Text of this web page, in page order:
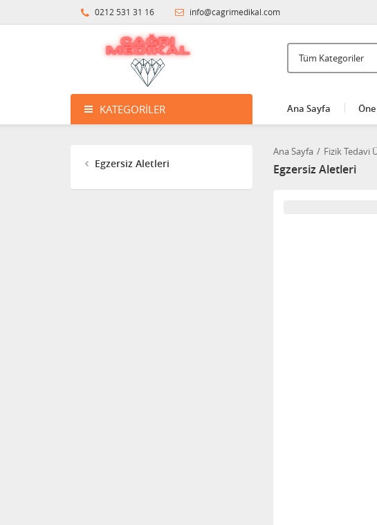
0212 531 31 16 info@cagrimedikal.com
KATEGORILER Ana Sayfa
Egzersiz Aletleri
Ana Sayfa Fizik Tedavi
Egzersiz Aletleri